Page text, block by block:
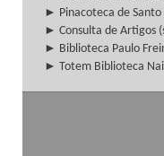
► Pinacoteca de Santo
► Consulta de Artigos
► Biblioteca Paulo
► Totem Biblioteca